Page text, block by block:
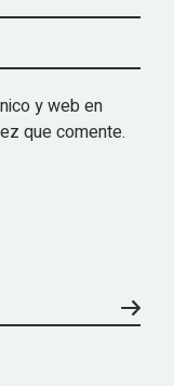
y web en
que comente.